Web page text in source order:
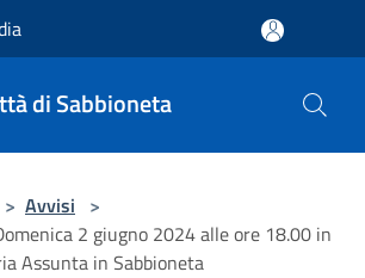
di Sabbioneta
> Avvisi >
2 giugno 2024 alle ore 18.00 in
Assunta in Sabbioneta